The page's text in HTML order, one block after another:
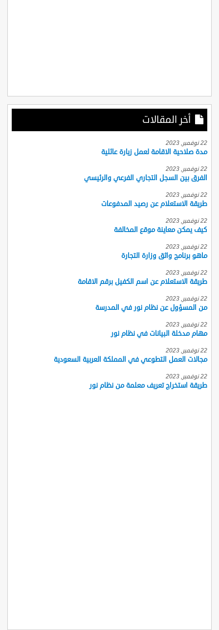
أخر المقالات
22 نوفمبر, 2023
مدة صلاحية الاقامة لعمل زيارة عائلية
22 نوفمبر, 2023
الفرق بين السجل التجاري الفرعي والرئيسي
22 نوفمبر, 2023
طريقة الاستعلام عن رصيد المدفوعات
22 نوفمبر, 2023
كيف يمكن معاينة موقع المخالفة
22 نوفمبر, 2023
ماهو برنامج واثق وزارة التجارة
22 نوفمبر, 2023
طريقة الاستعلام عن اسم الكفيل برقم الاقامة
22 نوفمبر, 2023
من المسؤول عن نظام نور في المدرسة
22 نوفمبر, 2023
مهام مدخلة البيانات في نظام نور
22 نوفمبر, 2023
مجالات العمل التطوعي في المملكة العربية السعودية
22 نوفمبر, 2023
طريقة استخراج تعريف معلمة من نظام نور